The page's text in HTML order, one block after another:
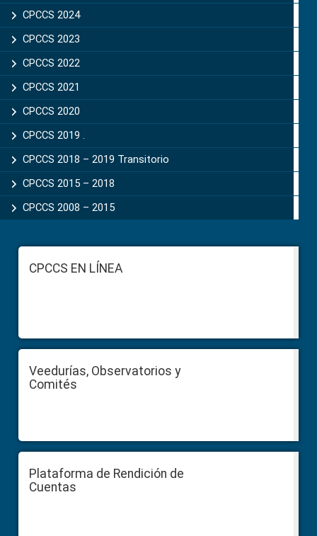
CPCCS 2024
CPCCS 2023
CPCCS 2022
CPCCS 2021
CPCCS 2020
CPCCS 2019 .
CPCCS 2018 – 2019 Transitorio
CPCCS 2015 – 2018
CPCCS 2008 – 2015
FooterCPCCS EN LÍNEA
Veedurías, Observatorios y
Comités
Plataforma de Rendición de
Cuentas